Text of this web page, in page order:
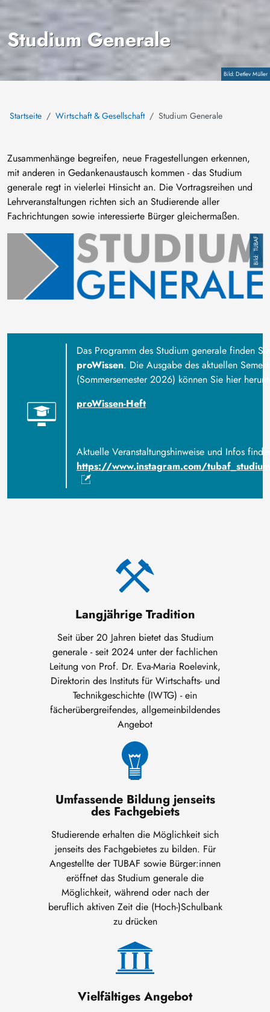
CopyrightDetlev Müller
Studium Generale
Startseite Wirtschaft & Gesellschaft Studium Generale
Image TUBAF
Zusammenhänge begreifen, neue Fragestellungen erkennen,
mit anderen in Gedankenaustausch kommen - das Studium
generale regt in vielerlei Hinsicht an. Die Vortragsreihen und
Lehrveranstaltungen richten sich an Studierende aller
Fachrichtungen sowie interessierte Bürger gleichermaßen.
Das Programm des Studium generale finden
proWissen. Die Ausgabe des aktuellen
(Sommersemester 2026) können Sie hier
proWissen-Heft
Aktuelle Veranstaltungshinweise und Infos
https://www.instagram.com/
Langjährige Tradition
Seit über 20 Jahren bietet das Studium
generale - seit 2024 unter der fachlichen
Leitung von Prof. Dr. Eva-Maria Roelevink,
Direktorin des Instituts für Wirtschafts- und
Technikgeschichte (IWTG) - ein
fächerübergreifendes, allgemeinbildendes
Angebot
Umfassende Bildung jenseits
des Fachgebiets
Studierende erhalten die Möglichkeit sich
jenseits des Fachgebietes zu bilden. Für
Angestellte der TUBAF sowie Bürger:innen
eröffnet das Studium generale die
Möglichkeit, während oder nach der
beruflich aktiven Zeit die (Hoch-)Schulbank
zu drücken
Vielfältiges Angebot